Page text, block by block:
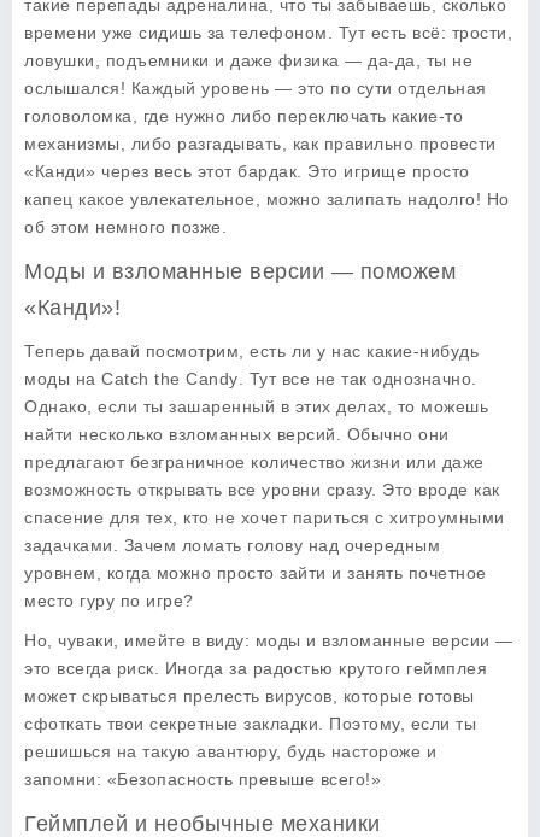
такие перепады адреналина, что ты забываешь, сколько
времени уже сидишь за телефоном. Тут есть всё: трости,
ловушки, подъемники и даже физика — да-да, ты не
ослышался! Каждый уровень — это по сути отдельная
головоломка, где нужно либо переключать какие-то
механизмы, либо разгадывать, как правильно провести
«Канди» через весь этот бардак. Это игрище просто
капец какое увлекательное, можно залипать надолго! Но
об этом немного позже.
Моды и взломанные версии — поможем
«Канди»!
Теперь давай посмотрим, есть ли у нас какие-нибудь
моды на Catch the Candy . Тут все не так однозначно.
Однако, если ты зашаренный в этих делах, то можешь
найти несколько взломанных версий. Обычно они
предлагают безграничное количество жизни или даже
возможность открывать все уровни сразу. Это вроде как
спасение для тех, кто не хочет париться с хитроумными
задачками. Зачем ломать голову над очередным
уровнем, когда можно просто зайти и занять почетное
место гуру по игре?
Но, чуваки, имейте в виду: моды и взломанные версии —
это всегда риск. Иногда за радостью крутого геймплея
может скрываться прелесть вирусов, которые готовы
сфоткать твои секретные закладки. Поэтому, если ты
решишься на такую авантюру, будь настороже и
запомни: «Безопасность превыше всего!»
Геймплей и необычные механики